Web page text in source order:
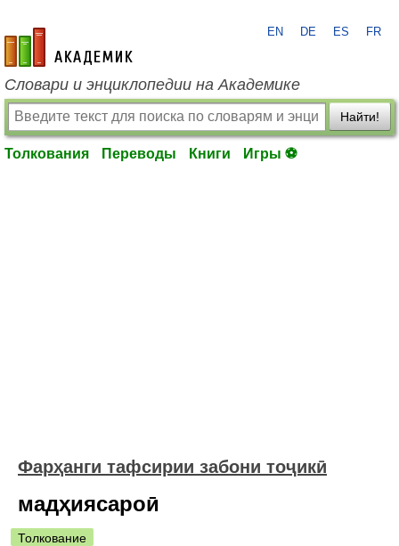
academic.ru
EN DE ES FR
Словари и энциклопедии на Академике
Найти!
Толкования Переводы Книги Игры ⚽
Фарҳанги тафсирии забони тоҷикӣ
мадҳиясароӣ
Толкование